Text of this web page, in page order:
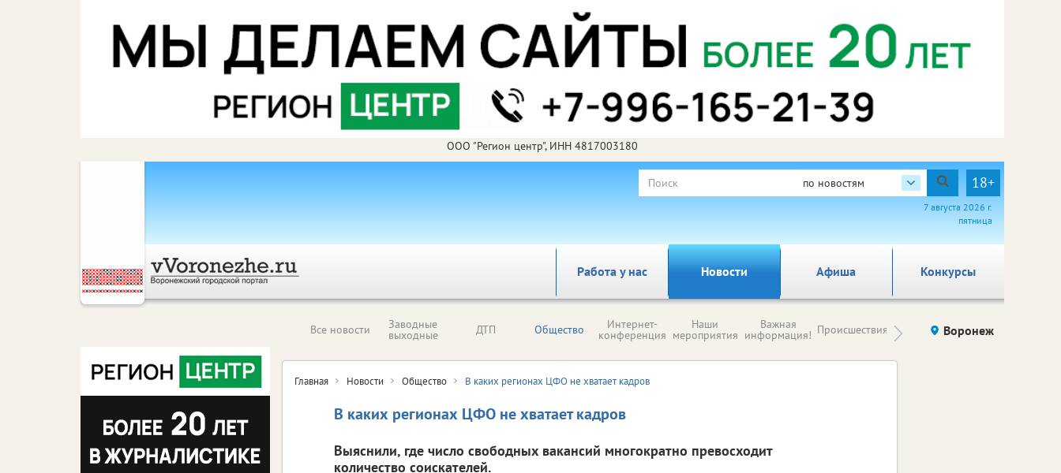
ООО "Регион центр", ИНН 4817003180
по новостям 18+
7 августа 2026 г.
пятница
Работа у нас Новости Афиша Конкурсы
Все новости Заводные
выходные ДТП Общество Интернет-
конференция
Наши
мероприятия
Важная
информация! Происшествия Здоровье компаний (на
Воронеж
Главная Новости Общество В каких регионах ЦФО не хватает кадров
В каких регионах ЦФО не хватает кадров
Выяснили, где число свободных вакансий многократно превосходит
количество соискателей.